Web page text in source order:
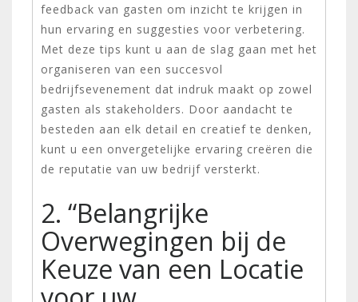
feedback van gasten om inzicht te krijgen in
hun ervaring en suggesties voor verbetering.
Met deze tips kunt u aan de slag gaan met het
organiseren van een succesvol
bedrijfsevenement dat indruk maakt op zowel
gasten als stakeholders. Door aandacht te
besteden aan elk detail en creatief te denken,
kunt u een onvergetelijke ervaring creëren die
de reputatie van uw bedrijf versterkt.
2. “Belangrijke
Overwegingen bij de
Keuze van een Locatie